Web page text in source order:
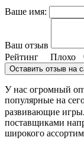
Ваше имя:
Ваш отзыв
Рейтинг Плохо
Оставить отзыв на
У нас огромный
популярные на
развивающие игры.
поставщиками
широкого